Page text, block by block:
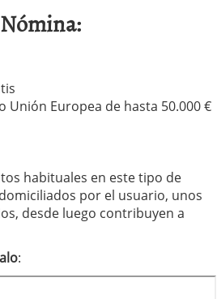
Europea de hasta 50.000 €
habituales en este tipo de
por el usuario, unos
desde luego contribuyen a
: